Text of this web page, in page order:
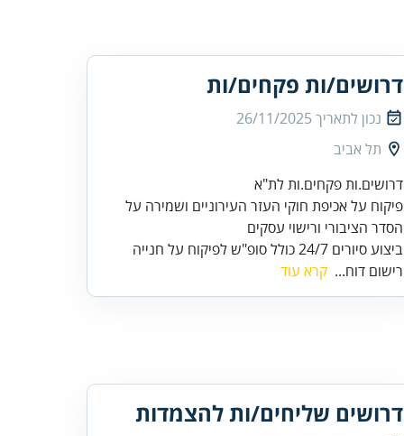
דרושים/ות פקחים/ות
נכון לתאריך26/11/2025
תל אביב
פיקוח על אכיפת חוקי העזר העירוניים ושמירה על
ביצוע סיורים 24/7 כולל סופ"ש לפיקוח על חנייה
רישום דוח... קרא עוד
דרושים שליחים/ות להצמדות